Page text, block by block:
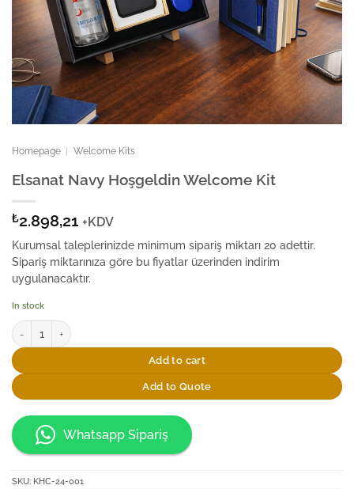
Homepage Welcome Kits
Elsanat Navy Hoşgeldin Welcome Kit
₺2.898,21 +KDV
Kurumsal taleplerinizde minimum sipariş miktarı 20 adettir.
Sipariş miktarınıza göre bu fiyatlar üzerinden indirim
uygulanacaktır.
In stock
Elsanat Navy Hoşgeldin Welcome Kit quantity
Add to cart
Add to Quote
Whatsapp Sipariş
SKU: KHC-24-001